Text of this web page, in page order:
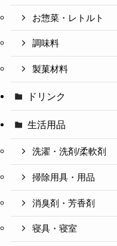
お惣菜・レトルト
調味料
製菓材料
ドリンク
生活用品
洗濯・洗剤/柔軟剤
掃除用具・用品
消臭剤・芳香剤
寝具・寝室